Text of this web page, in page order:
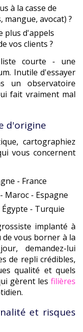
à la casse de
avocat) ?
plus d'appels
vos clients ?
courte - une
Inutile d'essayer
un observatoire
fait vraiment mal
d'origine
cartographiez
vous concernent
- France
Maroc - Espagne
- Turquie
implanté à
vous borner à la
demandez-lui
de repli crédibles,
qualité et quels
gèrent les filières
et risques